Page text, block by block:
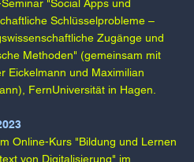
"Social Apps und
Schlüsselprobleme –
Zugänge und
Methoden" (gemeinsam mit
Eickelmann und Maximilian
FernUniversität in Hagen.
Online-Kurs "Bildung und Lernen
von Digitalisierung" im